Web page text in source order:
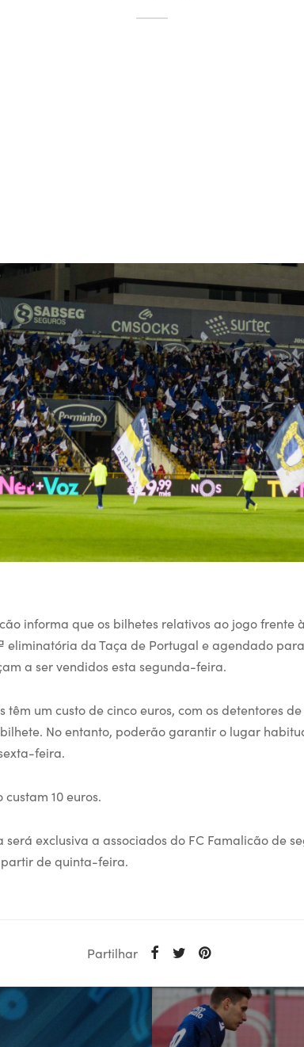
informa que os bilhetes relativos ao jogo frente
eliminatória da Taça de Portugal e agendado
a ser vendidos esta segunda-feira.
têm um custo de cinco euros, com os detentores
No entanto, poderão garantir o lugar
feira.
10 euros.
exclusiva a associados do FC Famalicão de
de quinta-feira.
Partilhar